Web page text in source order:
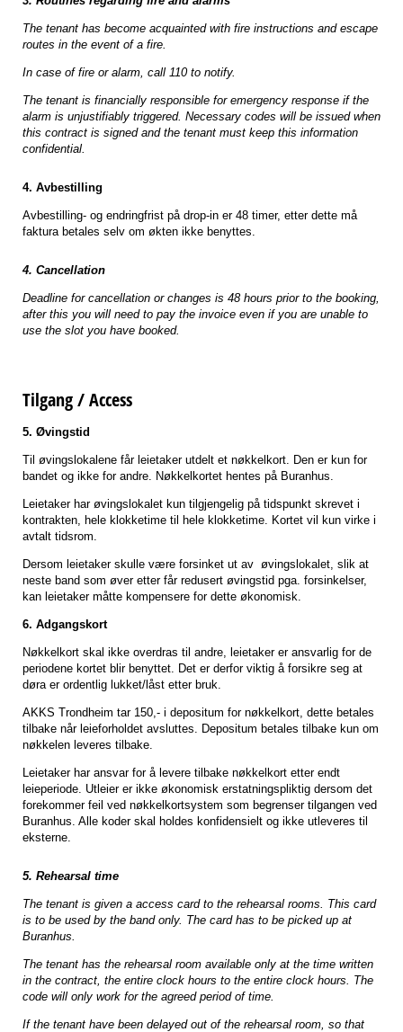
The tenant has become acquainted with fire instructions and escape
routes in the event of a fire.
In case of fire or alarm, call 110 to notify.
The tenant is financially responsible for emergency response if the
alarm is unjustifiably triggered. Necessary codes will be issued when
this contract is signed and the tenant must keep this information
confidential.
4. Avbestilling
Avbestilling- og endringfrist på drop-in er 48 timer, etter dette må
faktura betales selv om økten ikke benyttes.
4. Cancellation
Deadline for cancellation or changes is 48 hours prior to the booking,
after this you will need to pay the invoice even if you are unable to
use the slot you have booked.
Tilgang / Access
5. Øvingstid
Til øvingslokalene får leietaker utdelt et nøkkelkort. Den er kun for
bandet og ikke for andre. Nøkkelkortet hentes på Buranhus.
Leietaker har øvingslokalet kun tilgjengelig på tidspunkt skrevet i
kontrakten, hele klokketime til hele klokketime. Kortet vil kun virke i
avtalt tidsrom.
Dersom leietaker skulle være forsinket ut av øvingslokalet, slik at
neste band som øver etter får redusert øvingstid pga. forsinkelser,
kan leietaker måtte kompensere for dette økonomisk.
6. Adgangskort
Nøkkelkort skal ikke overdras til andre, leietaker er ansvarlig for de
periodene kortet blir benyttet. Det er derfor viktig å forsikre seg at
døra er ordentlig lukket/låst etter bruk.
AKKS Trondheim tar 150,- i depositum for nøkkelkort, dette betales
tilbake når leieforholdet avsluttes. Depositum betales tilbake kun om
nøkkelen leveres tilbake.
Leietaker har ansvar for å levere tilbake nøkkelkort etter endt
leieperiode. Utleier er ikke økonomisk erstatningspliktig dersom det
forekommer feil ved nøkkelkortsystem som begrenser tilgangen ved
Buranhus. Alle koder skal holdes konfidensielt og ikke utleveres til
eksterne.
5. Rehearsal time
The tenant is given a access card to the rehearsal rooms. This card
is to be used by the band only. The card has to be picked up at
Buranhus.
The tenant has the rehearsal room available only at the time written
in the contract, the entire clock hours to the entire clock hours. The
code will only work for the agreed period of time.
If the tenant have been delayed out of the rehearsal room, so that